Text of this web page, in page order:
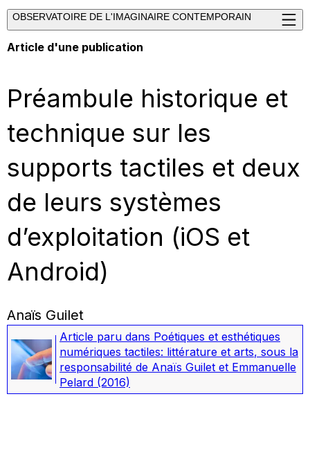
OBSERVATOIRE DE L'IMAGINAIRE CONTEMPORAIN
Article d'une publication
Préambule historique et
technique sur les
supports tactiles et deux
de leurs systèmes
d’exploitation (iOS et
Android)
Anaïs Guilet
Article paru dans Poétiques et esthétiques
numériques tactiles: littérature et arts, sous la
responsabilité de Anaïs Guilet et Emmanuelle
Pelard (2016)